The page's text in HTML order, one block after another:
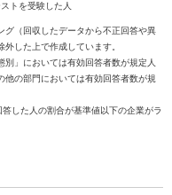
トを受験した人
（回収したデータから不正回答や異
した上で作成しています。
」においては有効回答者数が規定人
の部門においては有効回答者数が規
した人の割合が基準値以下の企業がラ